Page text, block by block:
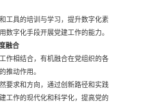
工具的培训与学习，提升数字化素
数字化手段开展党建工作的能力。
融合
作相结合，有机融合在党组织的各
推动作用。
要求和方向，通过创新路径和实践
工作的现代化和科学化，提高党的